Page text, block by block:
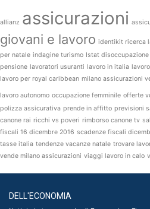
allianz assicurazioni
giovani e lavoro identikit ricerca
per natale indagine turismo Istat disoccupazione
pensione lavoratori usuranti lavoro in italia
lavoro per royal caribbean milano assicurazioni
lavoro autonomo occupazione femminile offerte
polizza assicurativa prende in affitto previsioni
canone rai ricchi vs poveri rimborso canone tv
fiscali 16 dicembre 2016 scadenze fiscali
tasse italia tendenze vacanze natale trovare
vende milano assicurazioni viaggi lavoro in calo
DELL'ECONOMIA